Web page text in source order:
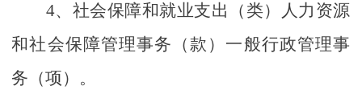
4、 社会保障和就业支出（类）人力资源
和社会保障管理事务（款）一般行政管理事
务（项）。